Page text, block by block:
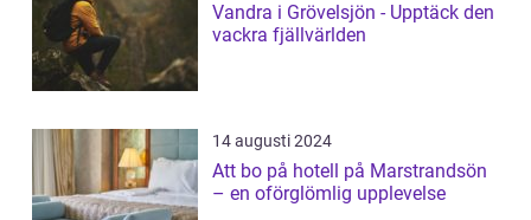
Vandra i Grövelsjön - Upptäck den
vackra fjällvärlden
14 augusti 2024
Att bo på hotell på Marstrandsön
– en oförglömlig upplevelse